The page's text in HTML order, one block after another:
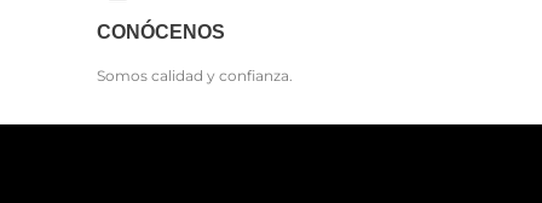
CONÓCENOS
Somos calidad y confianza.